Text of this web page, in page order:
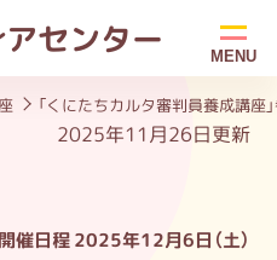
アセンター MENU
「くにたちカルタ審判員養成講座
2025年11月26日更新
開催日程2025年12月6日（土）